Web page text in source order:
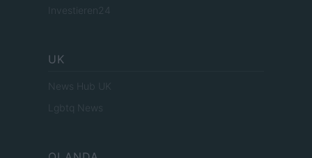
Investieren24
UK
News Hub UK
Lgbtq News